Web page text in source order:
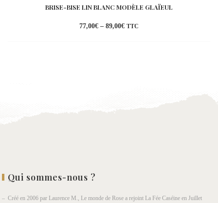
BRISE-BISE LIN BLANC MODÈLE GLAÏEUL
77,00€ – 89,00€ TTC
Qui sommes-nous ?
– Créé en 2006 par Laurence M., Le monde de Rose a rejoint La Fée Caséine en Juillet